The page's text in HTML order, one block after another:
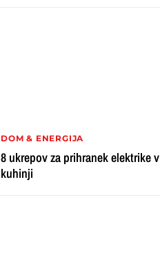
DOM & ENERGIJA
8 ukrepov za prihranek elektrike v
kuhinji